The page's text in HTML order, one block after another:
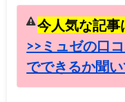
今人気な記事
>>ミュゼの口
でできるか聞い